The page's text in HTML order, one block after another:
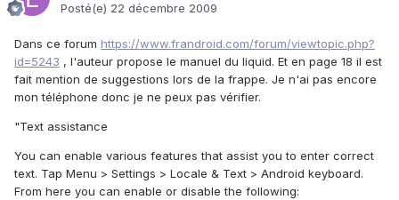
Posté(e) 22 décembre 2009
Dans ce forum https://www.frandroid.com/forum/viewtopic.php?
id=5243 , l'auteur propose le manuel du liquid. Et en page 18 il est
fait mention de suggestions lors de la frappe. Je n'ai pas encore
mon téléphone donc je ne peux pas vérifier.
"Text assistance
You can enable various features that assist you to enter correct
text. Tap Menu > Settings > Locale & Text > Android keyboard.
From here you can enable or disable the following: